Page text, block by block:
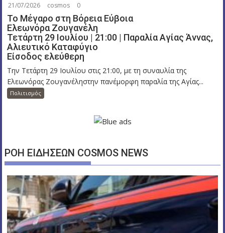
21/07/2026 cosmos 0
Το Μέγαρο στη Βόρεια Εύβοια
Ελεωνόρα Ζουγανέλη
Τετάρτη 29 Ιουλίου | 21:00 | Παραλία Αγίας Άννας,
Αλιευτικό Καταφύγιο
Είσοδος ελεύθερη
Την Τετάρτη 29 Ιουλίου στις 21:00, με τη συναυλία της
Ελεωνόρας Ζουγανέληστην πανέμορφη παραλία της Αγίας...
Πολιτισμός
ΡΟΗ ΕΙΔΗΣΕΩΝ COSMOS NEWS